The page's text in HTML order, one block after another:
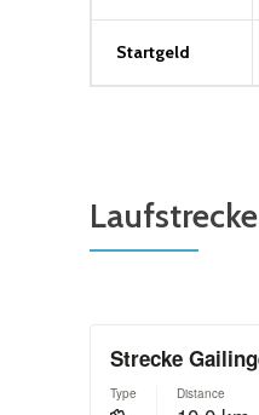
Startgeld
Laufstrecke